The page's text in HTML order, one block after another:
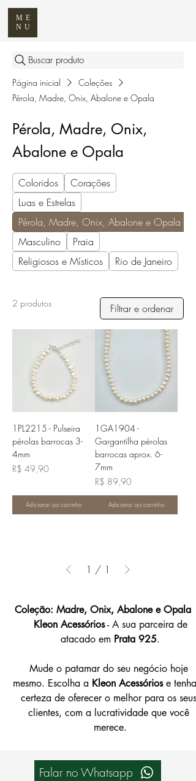
ME
NU
Buscar produto
Página inicial
Coleções
Pérola, Madre, Onix, Abalone e Opala
Pérola, Madre, Onix,
Abalone e Opala
Coloridos
Corações
Luas e Estrelas
Pérola, Madre, Onix, Abalone e Opala
Masculino
Praia
Religiosos e Místicos
Rio de Janeiro
2 produtos Filtrar e ordenar
1PL2215 - Pulseira
pérolas barrocas 3-
4mm
Preço
R$ 49,90
Adicionar ao carrinho
1GA1904 -
Gargantilha pérolas
barrocas aprox. 6-
7mm
Preço
R$ 89,90
Adicionar ao carrinho
1 / 1
Coleção: Madre, Onix, Abalone e Opala
Kleon Acessórios - A sua parceira de
atacado em Prata 925.
Mude o patamar do seu negócio hoje
mesmo. Escolha a Kleon Acessórios e tenha
certeza de oferecer o melhor para os seus
clientes, com a lucratividade que você
merece.
Falar no Whatsapp